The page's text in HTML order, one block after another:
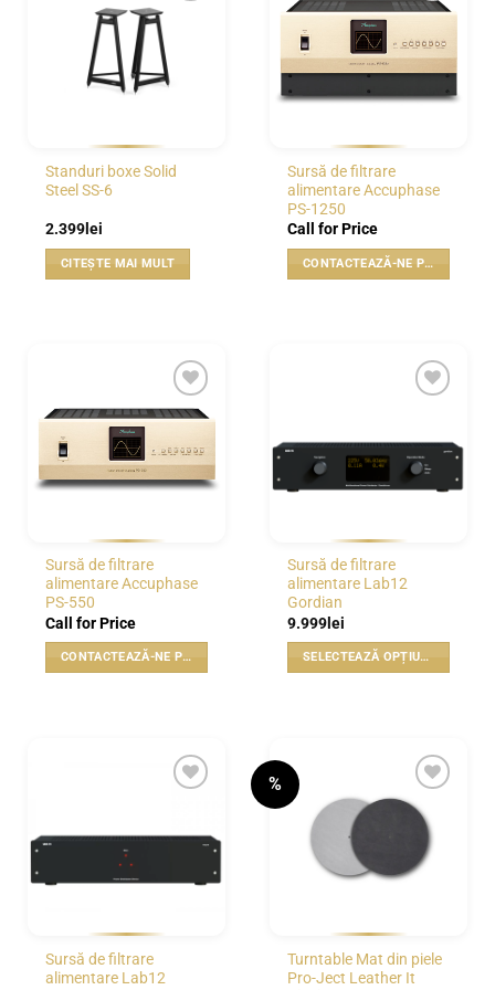
WISHLIST
Standuri boxe Solid
Steel SS-6
2.399 lei
CITEȘTE MAI MULT
WISHLIST
Sursă de filtrare
alimentare Accuphase
PS-1250
Call for Price
CONTACTEAZĂ-NE PENTRU PREȚ
WISHLIST
Sursă de filtrare
alimentare Accuphase
PS-550
Call for Price
CONTACTEAZĂ-NE PENTRU PREȚ
Sursă de filtrare
alimentare Lab12
Gordian
9.999lei
SELECTEAZĂ OPȚIUNILE
multe
variații.
Opțiunile
produsului.
Sursă de filtrare
alimentare Lab12
%
WISHLIST
Turntable Mat din piele
Pro-Ject Leather It